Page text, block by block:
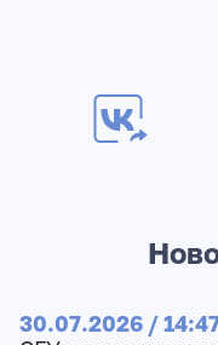
30.07.2026 /